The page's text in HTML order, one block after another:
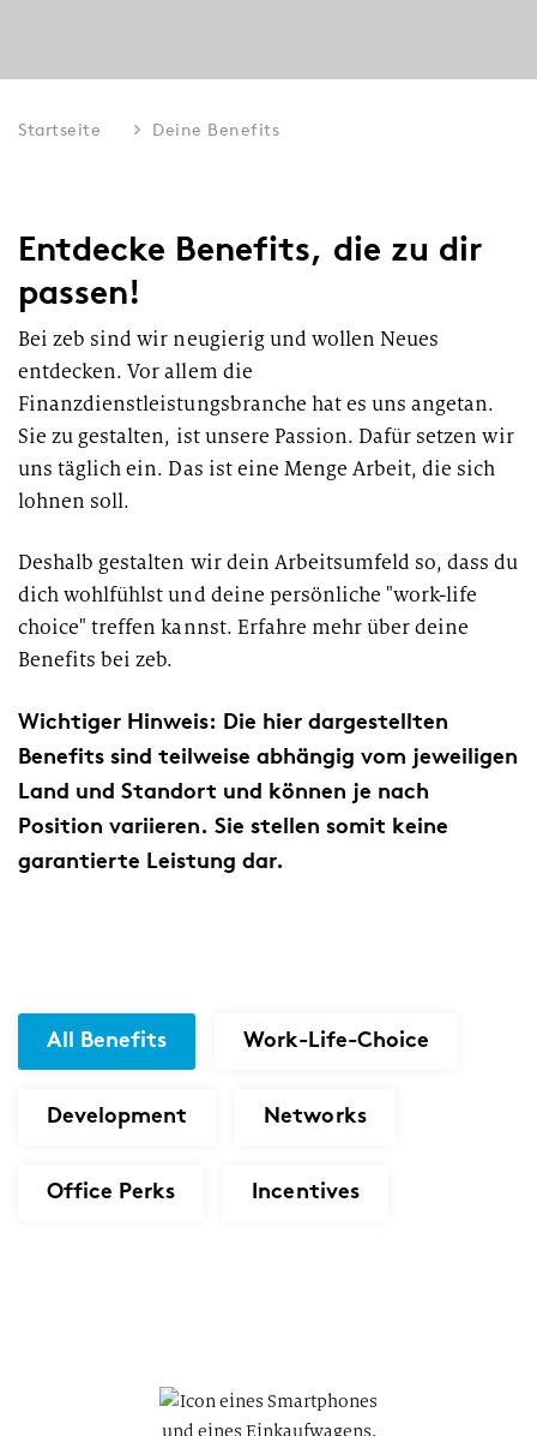
Startseite Deine Benefits
Entdecke Benefits, die zu dir
passen!
Bei zeb sind wir neugierig und wollen Neues
entdecken. Vor allem die
Finanzdienstleistungsbranche hat es uns angetan.
Sie zu gestalten, ist unsere Passion. Dafür setzen wir
uns täglich ein. Das ist eine Menge Arbeit, die sich
lohnen soll.
Deshalb gestalten wir dein Arbeitsumfeld so, dass du
dich wohlfühlst und deine persönliche "work-life
choice" treffen kannst. Erfahre mehr über deine
Benefits bei zeb.
Wichtiger Hinweis: Die hier dargestellten
Benefits sind teilweise abhängig vom jeweiligen
Land und Standort und können je nach
Position variieren. Sie stellen somit keine
garantierte Leistung dar.
All Benefits Work-Life-Choice
Development Networks
Office Perks Incentives